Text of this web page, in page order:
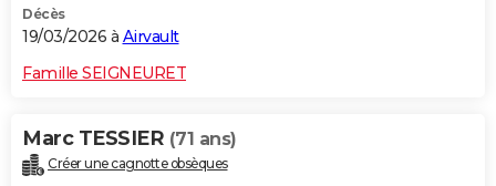
Décès
19/03/2026 à Airvault
Famille SEIGNEURET
Marc TESSIER (71 ans)
Créer une cagnotte obsèques